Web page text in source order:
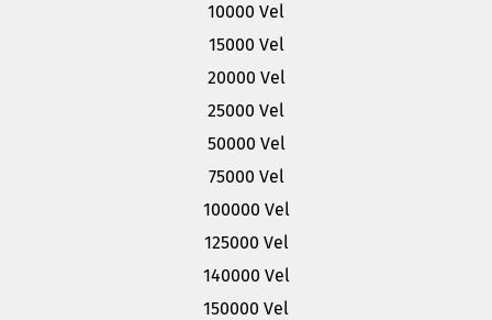
10000 Vel
15000 Vel
20000 Vel
25000 Vel
50000 Vel
75000 Vel
100000 Vel
125000 Vel
140000 Vel
150000 Vel